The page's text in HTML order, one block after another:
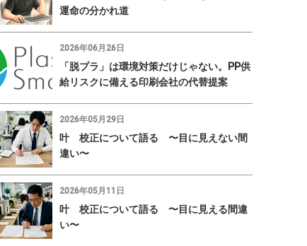
運命の分かれ道
2026年06月26日
「脱プラ」は環境対策だけじゃない。PP供
給リスクに備える印刷会社の代替提案
2026年05月29日
叶 校正について語る 〜目に見えない間
違い〜
2026年05月11日
叶 校正について語る 〜目に見える間違
い〜